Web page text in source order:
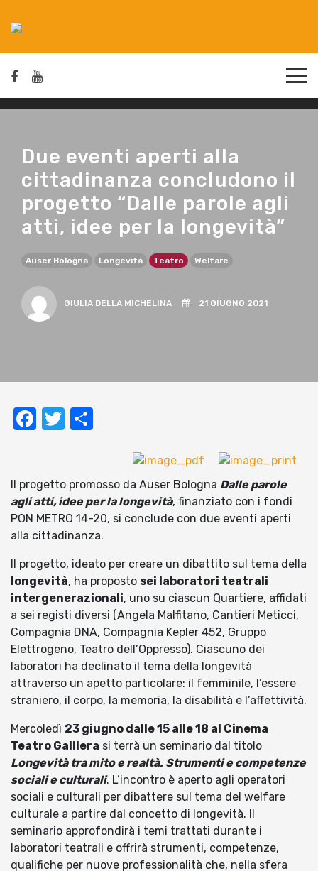
Due eventi aperti alla
cittadinanza concludono il
progetto “Dalle parole agli
atti, idee per la longevità”
Auser Bologna Longevità Teatro Welfare
GIULIA DELLA MICHELINA 21 GIUGNO 2021
Facebook
Twitter
Il progetto promosso da Auser Bologna Dalle parole
agli atti, idee per la longevità, finanziato con i fondi
PON METRO 14-20, si conclude con due eventi aperti
alla cittadinanza.
Il progetto, ideato per creare un dibattito sul tema della
longevità, ha proposto sei laboratori teatrali
intergenerazionali, uno su ciascun Quartiere, affidati
a sei registi diversi (Angela Malfitano, Cantieri Meticci,
Compagnia DNA, Compagnia Kepler 452, Gruppo
Elettrogeno, Teatro dell’Oppresso). Ciascuno dei
laboratori ha declinato il tema della longevità
attraverso un apetto particolare: il femminile, l’essere
straniero, il corpo, la memoria, la disabilità e l’affettività.
Mercoledì 23 giugno dalle 15 alle 18 al Cinema
Teatro Galliera si terrà un seminario dal titolo
Longevità tra mito e realtà. Strumenti e competenze
sociali e culturali. L’incontro è aperto agli operatori
sociali e culturali per dibattere sul tema del welfare
culturale a partire dal concetto di longevità. Il
seminario approfondirà i temi trattati durante i
laboratori teatrali e offrirà strumenti, competenze,
qualifiche per nuove professionalità che, nella sfera